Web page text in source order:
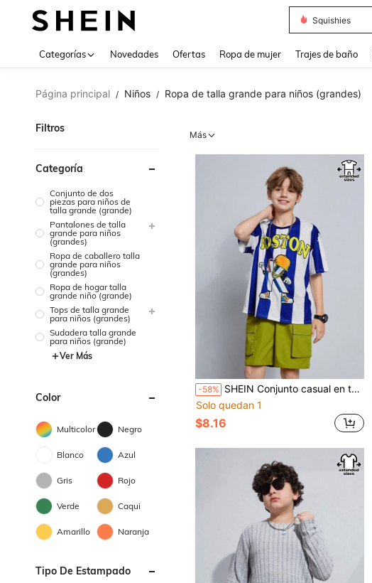
Musera
Categorías Novedades Ofertas Ropa de mujer Trajes de baño
Página principal / Niños / Ropa de talla grande para niños (grandes)
Filtros
Categoría
Conjunto de dos
piezas para niños de
talla grande (grande)
Pantalones de talla
grande para niños
(grandes)
Ropa de caballero talla
grande para niños
(grandes)
Ropa de hogar talla
grande niño (grande)
Tops de talla grande
para niños (grandes)
Sudadera talla grande
para niños (grande)
Ver Más
Color
Multicolor Negro
Blanco Azul
Gris Rojo
Verde Caqui
Amarillo Naranja
Tipo De Estampado
Más
-58% SHEIN Conjunto casual en talla extendida para niños preadolescentes con camiseta de punto extragrande a rayas con impresión de dibujos animados en el cuello redondo con bolsillo 3D y pantalones cortos tejidos. Adecuado para uso casual diario, vacaciones, deportes, primavera y verano
Solo quedan 1
$8.16